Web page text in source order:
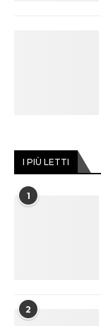
I PIÙ LETTI
1
2